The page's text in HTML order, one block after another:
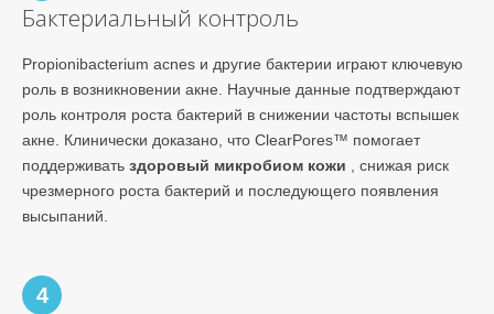
Бактериальный контроль
Propionibacterium acnes и другие бактерии играют ключевую
роль в возникновении акне. Научные данные подтверждают
роль контроля роста бактерий в снижении частоты вспышек
акне. Клинически доказано, что ClearPores™ помогает
поддерживать здоровый микробиом кожи , снижая риск
чрезмерного роста бактерий и последующего появления
высыпаний.
4